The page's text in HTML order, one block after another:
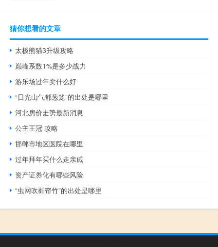
猜你想看的文章
太极熊猫3升级攻略
巅峰系数1%是多少战力
游乐场过年卖什么好
“日光山气郁葱笼”的出处是哪里
河北房价走势最新消息
公主王冠 攻略
邯郸市地区医院在哪里
过年拜年买什么走亲戚
资产证券化有哪些风险
“虫网吹黏帘竹”的出处是哪里